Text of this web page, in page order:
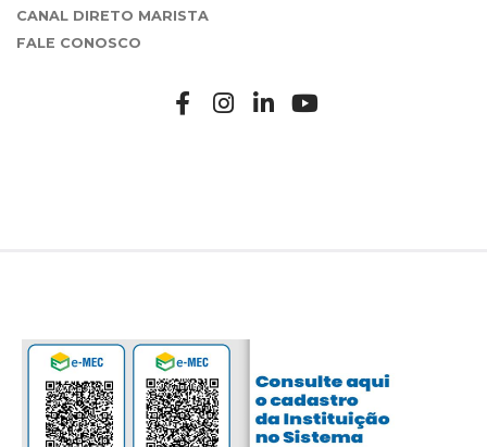
CANAL DIRETO MARISTA
FALE CONOSCO